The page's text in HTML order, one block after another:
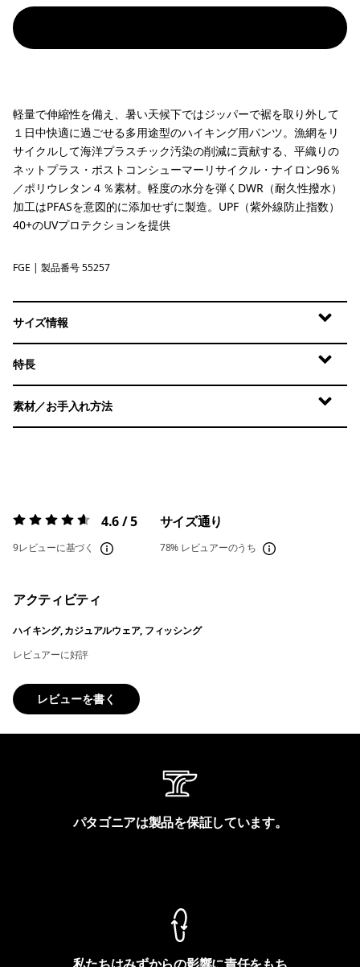
軽量で伸縮性を備え、暑い天候下ではジッパーで裾を取り外して
１日中快適に過ごせる多用途型のハイキング用パンツ。漁網をリ
サイクルして海洋プラスチック汚染の削減に貢献する、平織りの
ネットプラス・ポストコンシューマーリサイクル・ナイロン96％
／ポリウレタン４％素材。軽度の水分を弾くDWR（耐久性撥水）
加工はPFASを意図的に添加せずに製造。UPF（紫外線防止指数）
40+のUVプロテクションを提供
Forge Grey
FGE | 製品番号 55257
サイズ情報
特長
素材／お手入れ方法
評価:4.6 / 5 4.6 / 5
9レビューに基づく
サイズ通り
78% レビュアーのうち
アクティビティ
ハイキング, カジュアルウェア, フィッシング
レビュアーに好評
レビューを書く
パタゴニアは製品を保証しています。